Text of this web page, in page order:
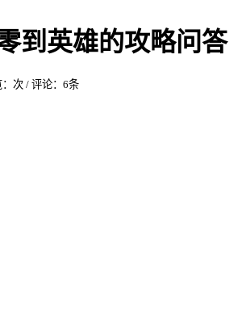
到英雄的攻略问答
次 / 评论：6条